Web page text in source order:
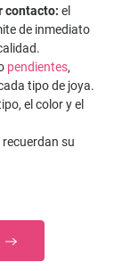
contacto: el
de inmediato
pendientes,
tipo de joya.
el color y el
recuerdan su